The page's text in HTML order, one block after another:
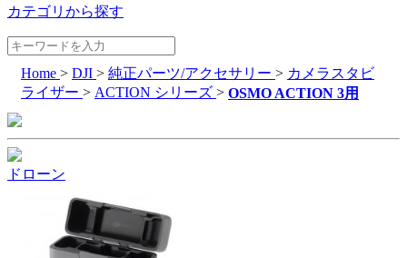
カテゴリから探す
Home > DJI > 純正パーツ/アクセサリー > カメラスタビ
ライザー > ACTION シリーズ > OSMO ACTION 3用
ドローン